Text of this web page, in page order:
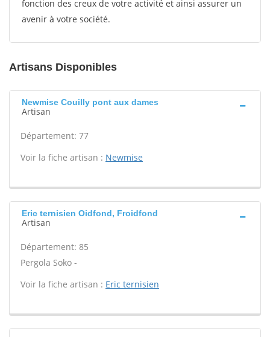
fonction des creux de votre activité et ainsi assurer un
avenir à votre société.
Artisans Disponibles
Newmise Couilly pont aux dames
Artisan
Département: 77
Voir la fiche artisan : Newmise
Eric ternisien Oidfond, Froidfond
Artisan
Département: 85
Pergola Soko -
Voir la fiche artisan : Eric ternisien